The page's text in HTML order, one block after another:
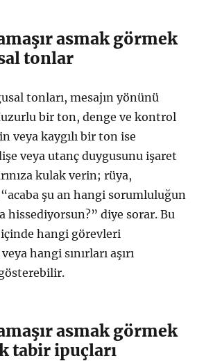
asmak görmek
tonlar
tonları, mesajın yönünü
bir ton, denge ve kontrol
veya kaygılı bir ton ise
veya utanç duygusunu işaret
kulak verin; rüya,
şu an hangi sorumluluğun
hissediyorsun?” diye sorar. Bu
hangi görevleri
hangi sınırları aşırı
gösterebilir.
asmak görmek
tabir ipuçları